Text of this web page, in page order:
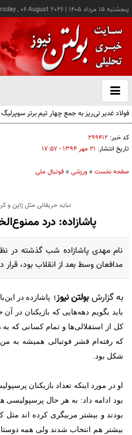
پنجشنبه ۱۵ مرداد ۱۴۰۵ |
, 06 August 2026
باز
و
فولاد غدیر نی‌ریز به جمع چهار تیم برتر
کد خبر: ۲۹۹۴۱۲
تاریخ انتشار: ۲۱ مهر ۱۳۹۴ - ۱۷:۵۷
صفحه نخست »ورزشی »فوتبال ملی
نباید حریفانی مثل ژاپن و
پاشازاده: درد
نام مهدی پاشازاده شب گذشته در
مدافعان وسط بعد از انقلاب بود،
به گزارشبولتن نیوز؛ پاشازده در
باید بگویم دهه‌هایی که بازیکنان در
کل از استقلالی‌ها و تمام کسانی که
که رفته‌ام قشر فوتبالی همیشه به
شکل بود.
او در مورد اینکه تعداد بازیکنان
بود ادامه داد: به هر حال پرسپولیسی
بودند و بیشتر مربیگری کرده اند مثل
بیشتر هم انتخاب شدند ولی همه